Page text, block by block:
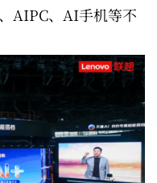
AIPC、AI手机等不